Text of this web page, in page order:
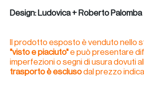
Design: Ludovica + Roberto Palomba
Il prodotto esposto è venduto nello
"visto e piaciuto"e può presentare
imperfezioni o segni di usura dovuti
trasporto è esclusodal prezzo